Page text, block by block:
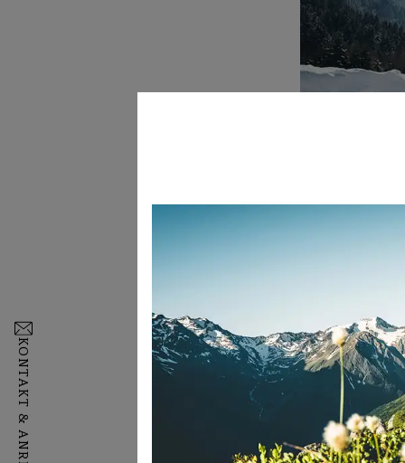
KONTAKT & ANREISE
Eislaufen: Drei Eislaufplätze im
Erlebnis auf Eis! Die Eisarena
und der Natureislaufplatz Klause